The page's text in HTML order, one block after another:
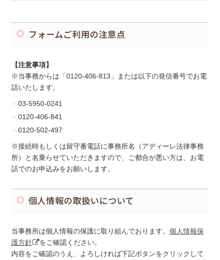
フォームご利用の注意点
【注意事項】
※当事務からは「0120-406-813」または以下の発信番号でお電
話いたします。
03-5950-0241
0120-406-841
0120-502-497
※接続時もしくは留守番電話に事務所名（アディーレ法律事務
所）と名乗らせていただきますので、ご都合が悪い方は、お電
話でのお申込みをお願いします。
個人情報の取扱いについて
当事務所は個人情報の保護に取り組んでおります。 個人情報保
護方針
をご確認ください。
内容をご確認のうえ、よろしければ下記ボタンをクリックして